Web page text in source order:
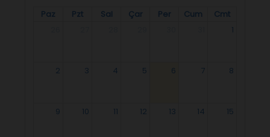
Paz Pzt Sal Çar Per Cum
Cmt
1
2 3 4 5 6 7 8
9 10 11 12 13 14 15